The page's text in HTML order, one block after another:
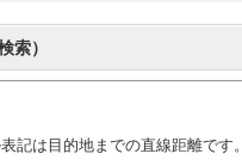
索）
記は目的地までの直線距離です。